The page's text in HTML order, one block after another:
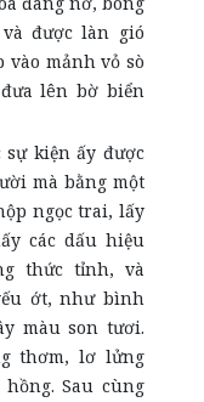
được làn gió
mảnh vỏ sò
lên bờ biển
kiện ấy được
mà bằng một
ngọc trai, lấy
các dấu hiệu
thức tỉnh, và
ớt, như bình
màu son tươi.
thơm, lơ lửng
Sau cùng